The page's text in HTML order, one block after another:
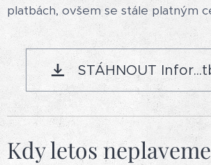
platbách, ovšem se stále platným
STÁHNOUT
Kdy letos